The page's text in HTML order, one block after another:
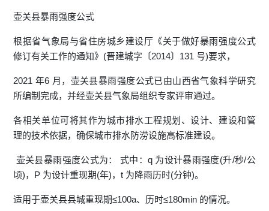
壶关县暴雨强度公式
根据省气象局与省住房城乡建设厅《关于做好暴雨强度公式
修订有关工作的通知》(晋建城字〔2014〕131 号)要求，
2021 年6 月，壶关县暴雨强度公式已由山西省气象科学研究
所编制完成，并经壶关县气象局组织专家评审通过。
各相关单位可将其作为城市排水工程规划、设计、建设和管
理的技术依据，确保城市排水防涝设施高标准建设。
壶关县暴雨强度公式为： 式中：q 为设计暴雨强度(升/秒/公
顷)，P 为设计重现期(年)，t 为降雨历时(分钟)。
适用于壶关县县城重现期≤100a、历时≤180min 的情况。